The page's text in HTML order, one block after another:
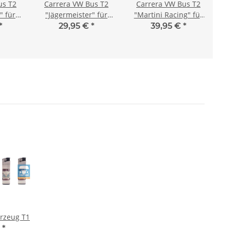
T2
für
Carrera VW Bus T2
"Jägermeister" für
EVOLUTION
29,95 € *
Carrera VW Bus T2
"Martini Racing" für
DIGITAL 132
39,95 € *
T1
*